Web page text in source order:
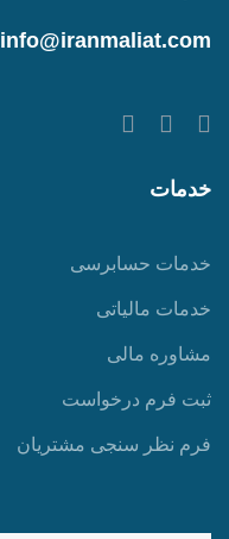
info@iranmaliat.com
خدمات
خدمات حسابرسی
خدمات مالیاتی
مشاوره مالی
ثبت فرم درخواست
فرم نظر سنجی مشتریان